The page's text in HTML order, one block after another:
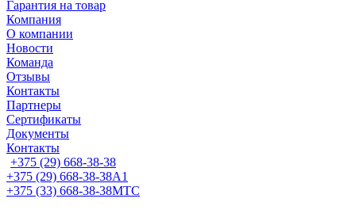
Гарантия на товар
Компания
О компании
Новости
Команда
Отзывы
Контакты
Партнеры
Сертификаты
Документы
Контакты
+375 (29) 668-38-38
+375 (29) 668-38-38A1
+375 (33) 668-38-38МТС